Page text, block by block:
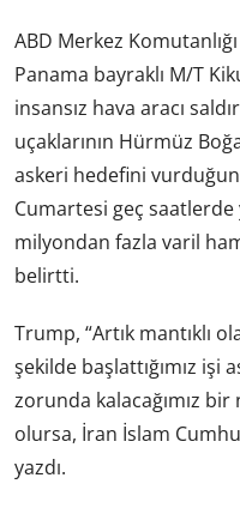
ABD Merkez
Panama bayraklı M/T
insansız hava aracı
uçaklarının Hürmüz
askeri hedefini
Cumartesi geç saatlerde
milyondan fazla varil
belirtti.
Trump, “Artık mantıklı
şekilde başlattığımız
zorunda kalacağımız
olursa, İran İslam
yazdı.